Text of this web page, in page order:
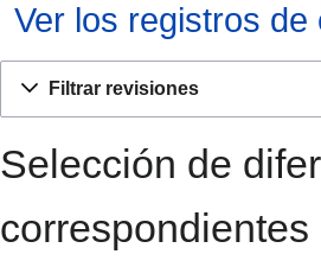
Ver los registros de
navegación
búsqueda
Filtrar revisiones
Selección de